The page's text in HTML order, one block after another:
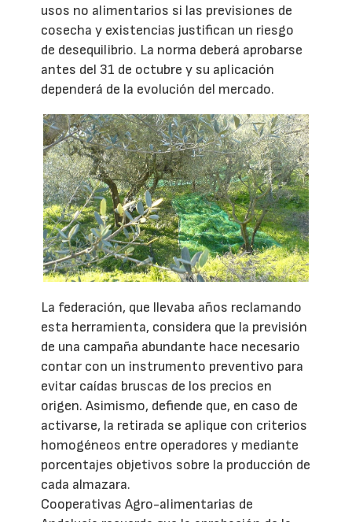
usos no alimentarios si las previsiones de
cosecha y existencias justifican un riesgo
de desequilibrio. La norma deberá aprobarse
antes del 31 de octubre y su aplicación
dependerá de la evolución del mercado.
La federación, que llevaba años reclamando
esta herramienta, considera que la previsión
de una campaña abundante hace necesario
contar con un instrumento preventivo para
evitar caídas bruscas de los precios en
origen. Asimismo, defiende que, en caso de
activarse, la retirada se aplique con criterios
homogéneos entre operadores y mediante
porcentajes objetivos sobre la producción de
cada almazara.
Cooperativas Agro-alimentarias de